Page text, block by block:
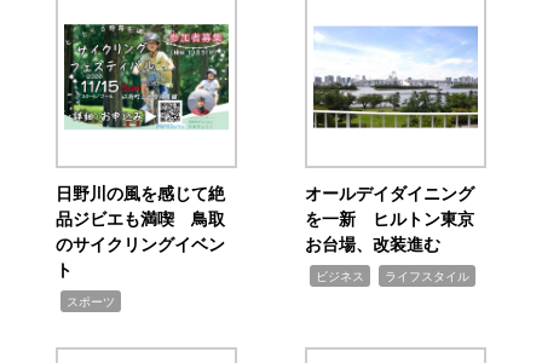
日野川の風を感じて絶
品ジビエも満喫 鳥取
のサイクリングイベン
ト
スポーツ
オールデイダイニング
を一新 ヒルトン東京
お台場、改装進む
ビジネス ライフスタイル